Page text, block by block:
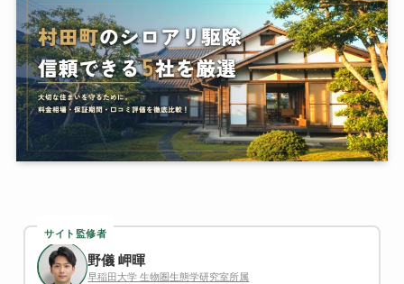
サイト監修者
野儀 岬暉
早稲田大学 生物圏生態学研究室所属